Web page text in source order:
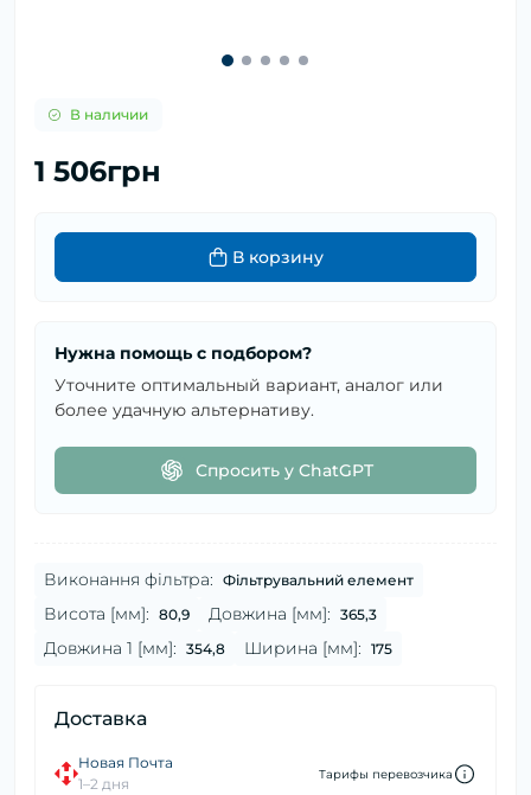
В наличии
1 506грн
В корзину
Нужна помощь с подбором?
Уточните оптимальный вариант, аналог или
более удачную альтернативу.
Спросить у ChatGPT
Виконання фільтра: Фільтрувальний елемент
Висота [мм]: 80,9 Довжина [мм]: 365,3
Довжина 1 [мм]: 354,8 Ширина [мм]: 175
Доставка
Новая Почта
1–2 дня
Тарифы перевозчика